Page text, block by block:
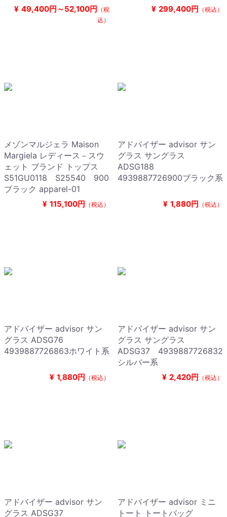
¥ 49,400円～52,100円 （税
込）
¥ 299,400円 （税込）
メゾンマルジェラ Maison
Margiela レディース－スウ
ェット ブランド トップス
S51GU0118 S25540 900
ブラック apparel-01
¥ 115,100円 （税込）
アドバイザー advisor サン
グラス サングラス
ADSG188
4939887726900ブラック系
¥ 1,880円 （税込）
アドバイザー advisor サン
グラス ADSG76
4939887726863ホワイト系
¥ 1,880円 （税込）
アドバイザー advisor サン
グラス サングラス
ADSG37 4939887726832
シルバー系
¥ 2,420円 （税込）
アドバイザー advisor サン
グラス ADSG37
アドバイザー advisor ミニ
トート トートバッグ